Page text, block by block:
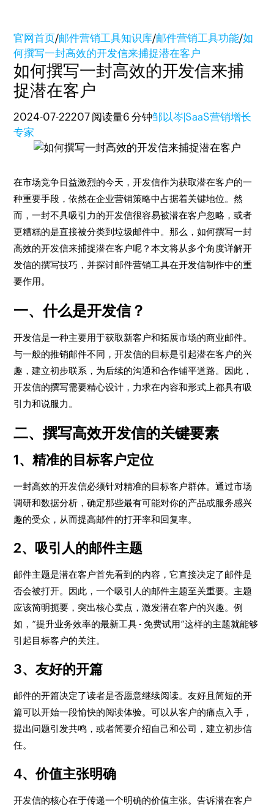
官网首页/邮件营销工具知识库/邮件营销工具功能/如
何撰写一封高效的开发信来捕捉潜在客户
如何撰写一封高效的开发信来捕
捉潜在客户
2024-07-22207 阅读量6 分钟邹以岑|SaaS营销增长
专家
在市场竞争日益激烈的今天，开发信作为获取潜在客户的一
种重要手段，依然在企业营销策略中占据着关键地位。然
而，一封不具吸引力的开发信很容易被潜在客户忽略，或者
更糟糕的是直接被分类到垃圾邮件中。那么，如何撰写一封
高效的开发信来捕捉潜在客户呢？本文将从多个角度详解开
发信的撰写技巧，并探讨邮件营销工具在开发信制作中的重
要作用。
一、什么是开发信？
开发信是一种主要用于获取新客户和拓展市场的商业邮件。
与一般的推销邮件不同，开发信的目标是引起潜在客户的兴
趣，建立初步联系，为后续的沟通和合作铺平道路。因此，
开发信的撰写需要精心设计，力求在内容和形式上都具有吸
引力和说服力。
二、撰写高效开发信的关键要素
1、精准的目标客户定位
一封高效的开发信必须针对精准的目标客户群体。通过市场
调研和数据分析，确定那些最有可能对你的产品或服务感兴
趣的受众，从而提高邮件的打开率和回复率。
2、吸引人的邮件主题
邮件主题是潜在客户首先看到的内容，它直接决定了邮件是
否会被打开。因此，一个吸引人的邮件主题至关重要。主题
应该简明扼要，突出核心卖点，激发潜在客户的兴趣。例
如，“提升业务效率的最新工具 - 免费试用”这样的主题就能够
引起目标客户的关注。
3、友好的开篇
邮件的开篇决定了读者是否愿意继续阅读。友好且简短的开
篇可以开始一段愉快的阅读体验。可以从客户的痛点入手，
提出问题引发共鸣，或者简要介绍自己和公司，建立初步信
任。
4、价值主张明确
开发信的核心在于传递一个明确的价值主张。告诉潜在客户